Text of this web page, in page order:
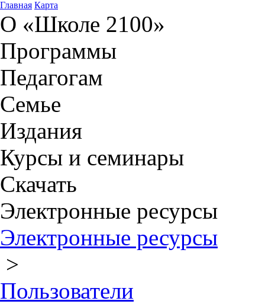
Главная Карта
О «Школе 2100»
Программы
Педагогам
Семье
Издания
Курсы и семинары
Скачать
Электронные ресурсы
Электронные ресурсы
>
Пользователи